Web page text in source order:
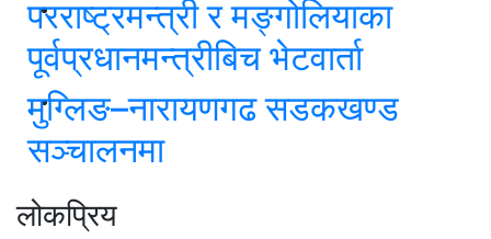
परराष्ट्रमन्त्री र मङ्गोलियाका
पूर्वप्रधानमन्त्रीबिच भेटवार्ता
मुग्लिङ–नारायणगढ सडकखण्ड
सञ्चालनमा
लोकप्रिय